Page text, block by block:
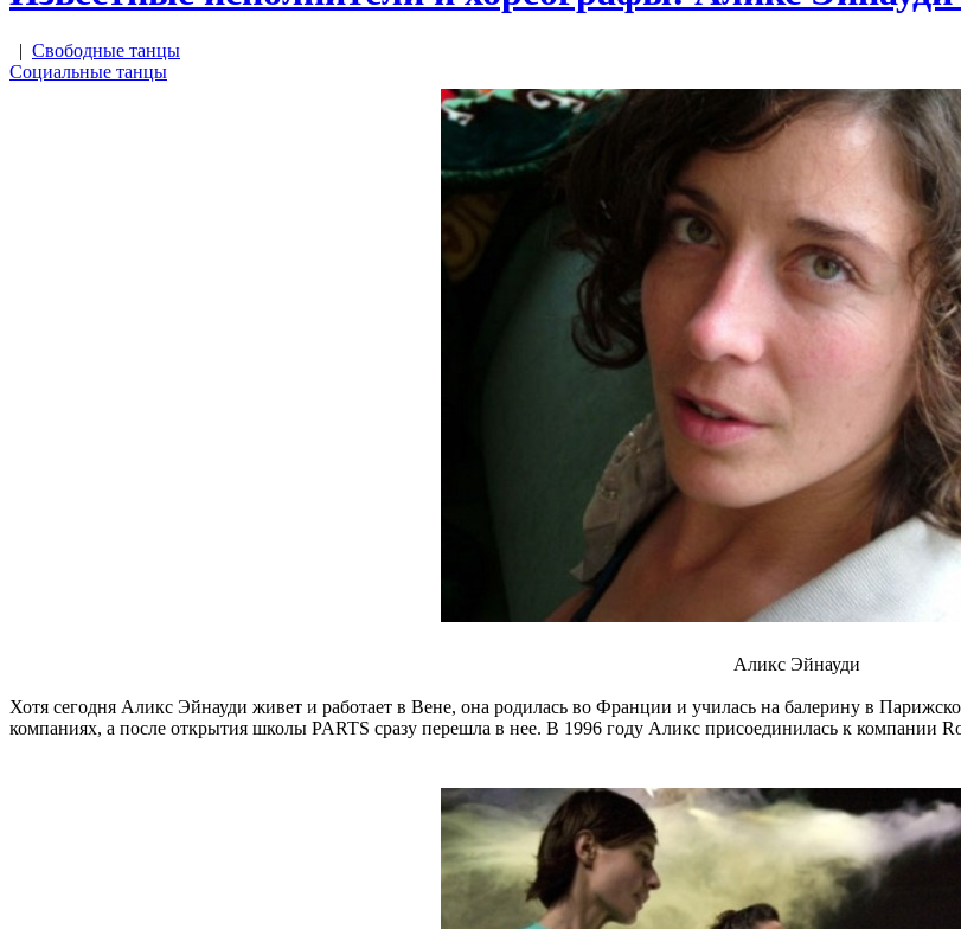
| Свободные танцы
Социальные танцы
Аликс Эйнауди
Хотя сегодня Аликс Эйнауди живет и работает в Вене, она родилась во Франции и училась на балерину в
компаниях, а после открытия школы PARTS сразу перешла в нее. В 1996 году Аликс присоединилась к компании